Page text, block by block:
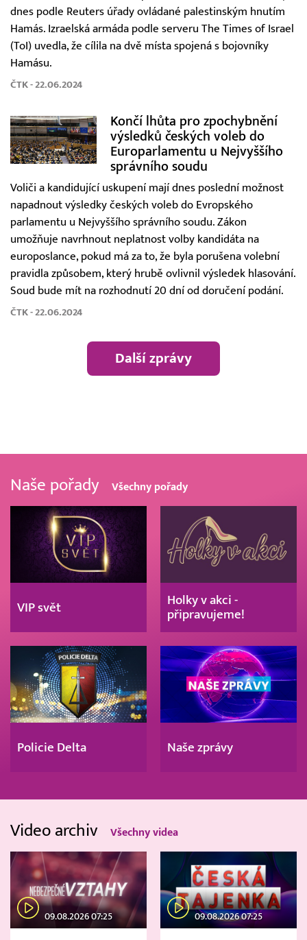
dnes podle Reuters úřady ovládané palestinským hnutím
Hamás. Izraelská armáda podle serveru The Times of Israel
(ToI) uvedla, že cílila na dvě místa spojená s bojovníky
Hamásu.
ČTK - 22.06.2024
Končí lhůta pro zpochybnění
výsledků českých voleb do
Europarlamentu u Nejvyššího
správního soudu
Voliči a kandidující uskupení mají dnes poslední možnost
napadnout výsledky českých voleb do Evropského
parlamentu u Nejvyššího správního soudu. Zákon
umožňuje navrhnout neplatnost volby kandidáta na
europoslance, pokud má za to, že byla porušena volební
pravidla způsobem, který hrubě ovlivnil výsledek hlasování.
Soud bude mít na rozhodnutí 20 dní od doručení podání.
ČTK - 22.06.2024
Další zprávy
Naše pořady Všechny pořady
VIP svět
Holky v akci -
připravujeme!
Policie Delta Naše zprávy
Video archiv Všechny videa
09.08.2026 07:25 09.08.2026 07:25